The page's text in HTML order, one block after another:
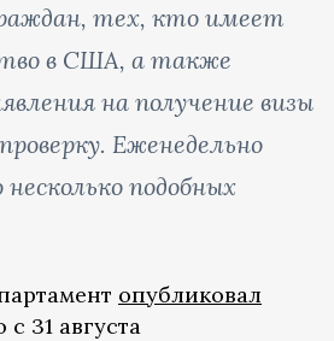
тех, кто имеет
в США, а также
на получение визы
Еженедельно
подобных
опубликовал
31 августа